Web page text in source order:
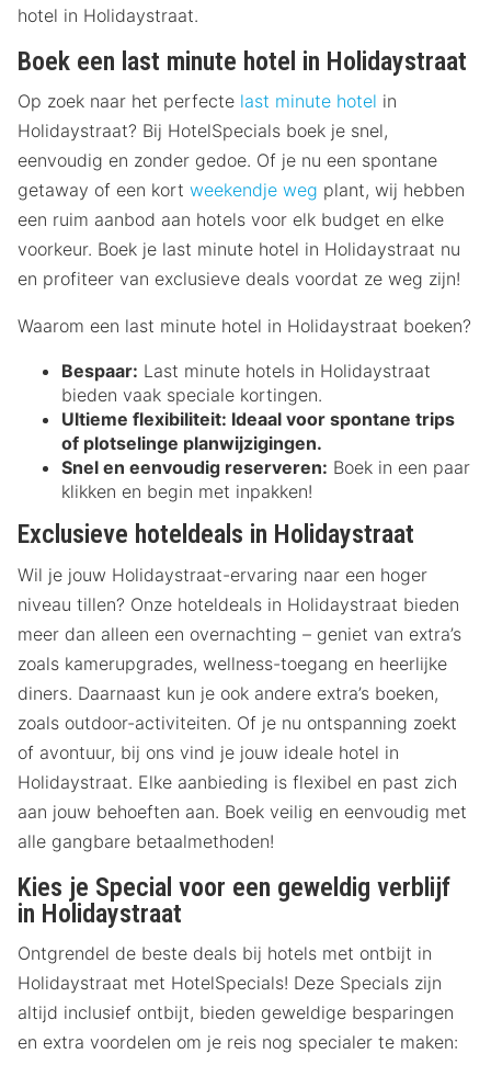
hotel in Holidaystraat.
Boek een last minute hotel in Holidaystraat
Op zoek naar het perfecte last minute hotel in
Holidaystraat? Bij HotelSpecials boek je snel,
eenvoudig en zonder gedoe. Of je nu een spontane
getaway of een kort weekendje weg plant, wij hebben
een ruim aanbod aan hotels voor elk budget en elke
voorkeur. Boek je last minute hotel in Holidaystraat nu
en profiteer van exclusieve deals voordat ze weg zijn!
Waarom een last minute hotel in Holidaystraat boeken?
Bespaar: Last minute hotels in Holidaystraat
bieden vaak speciale kortingen.
Ultieme flexibiliteit: Ideaal voor spontane trips
of plotselinge planwijzigingen.
Snel en eenvoudig reserveren: Boek in een paar
klikken en begin met inpakken!
Exclusieve hoteldeals in Holidaystraat
Wil je jouw Holidaystraat-ervaring naar een hoger
niveau tillen? Onze hoteldeals in Holidaystraat bieden
meer dan alleen een overnachting – geniet van extra’s
zoals kamerupgrades, wellness-toegang en heerlijke
diners. Daarnaast kun je ook andere extra’s boeken,
zoals outdoor-activiteiten. Of je nu ontspanning zoekt
of avontuur, bij ons vind je jouw ideale hotel in
Holidaystraat. Elke aanbieding is flexibel en past zich
aan jouw behoeften aan. Boek veilig en eenvoudig met
alle gangbare betaalmethoden!
Kies je Special voor een geweldig verblijf
in Holidaystraat
Ontgrendel de beste deals bij hotels met ontbijt in
Holidaystraat met HotelSpecials! Deze Specials zijn
altijd inclusief ontbijt, bieden geweldige besparingen
en extra voordelen om je reis nog specialer te maken: